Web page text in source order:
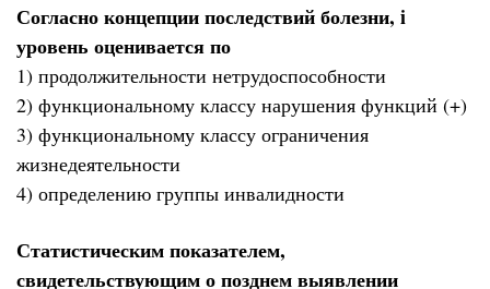
Согласно концепции последствий болезни, i
уровень оценивается по
1) продолжительности нетрудоспособности
2) функциональному классу нарушения функций (+)
3) функциональному классу ограничения
жизнедеятельности
4) определению группы инвалидности
Статистическим показателем,
свидетельствующим о позднем выявлении